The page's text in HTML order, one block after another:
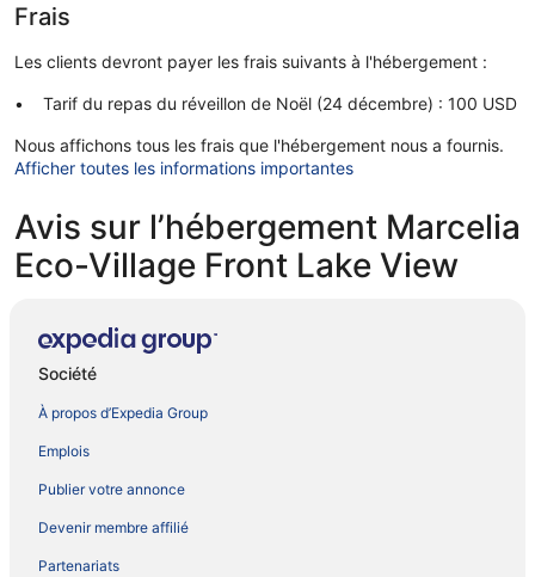
Frais
Les clients devront payer les frais suivants à l'hébergement :
Tarif du repas du réveillon de Noël (24 décembre) : 100 USD
Nous affichons tous les frais que l'hébergement nous a fournis.
Afficher toutes les informations importantes
Avis sur l’hébergement Marcelia
Eco-Village Front Lake View
Société
À propos d’Expedia Group
Emplois
Publier votre annonce
Devenir membre affilié
Partenariats